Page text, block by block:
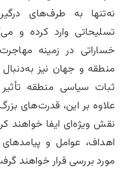
نه‌تنها به طرف‌های
تسلیحاتی وارد کرده و
خساراتی در زمینه
منطقه و جهان نیز
ثبات سیاسی منطقه
علاوه بر این، قدرت‌های
نقش ویژه‌ای ایفا خواهند
اهداف، عوامل و
مورد بررسی قرار خواهند